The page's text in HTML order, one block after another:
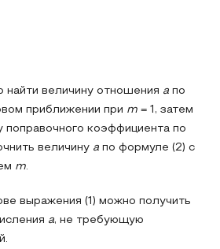
найти величину отношения a по
приближении при m = 1, затем
поправочного коэффициента по
величину a по формуле (2) с
m.
выражения (1) можно получить
a, не требующую